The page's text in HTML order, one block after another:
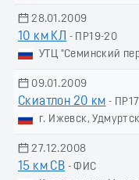
28.01.2009
10 км КЛ
- ПР19-20
УТЦ "Семинский
09.01.2009
Скиатлон 20 км -
г. Ижевск,
27.12.2008
15 км СВ - ФИС